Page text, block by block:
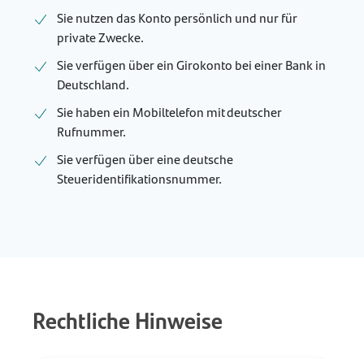
Sie nutzen das Konto persönlich und nur für
private Zwecke.
Sie verfügen über ein Girokonto bei einer Bank in
Deutschland.
Sie haben ein Mobiltelefon mit deutscher
Rufnummer.
Sie verfügen über eine deutsche
Steueridentifikationsnummer.
Rechtliche Hinweise